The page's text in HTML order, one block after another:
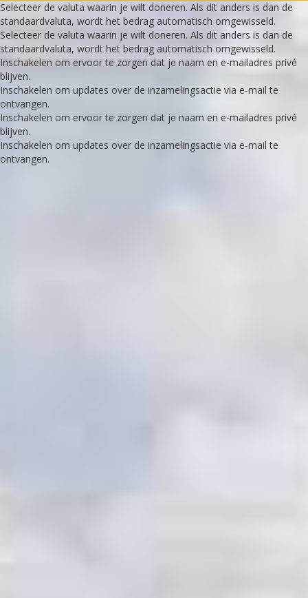
Selecteer de valuta waarin je wilt doneren. Als dit anders is dan de
standaardvaluta, wordt het bedrag automatisch omgewisseld.
Selecteer de valuta waarin je wilt doneren. Als dit anders is dan de
standaardvaluta, wordt het bedrag automatisch omgewisseld.
Inschakelen om ervoor te zorgen dat je naam en e-mailadres privé
blijven.
Inschakelen om updates over de inzamelingsactie via e-mail te
ontvangen.
Inschakelen om ervoor te zorgen dat je naam en e-mailadres privé
blijven.
Inschakelen om updates over de inzamelingsactie via e-mail te
ontvangen.